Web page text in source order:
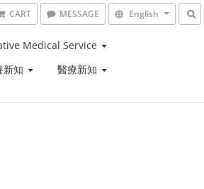
CART MESSAGE English
Medical Service
新知
醫療新知